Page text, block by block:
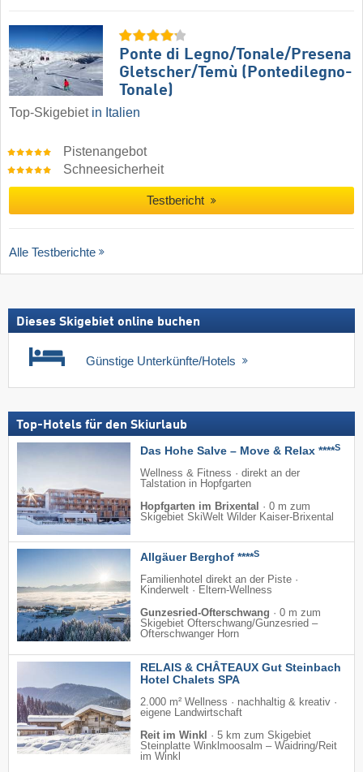
Ponte di Legno/​Tonale/​Presena
Gletscher/​Temù (Pontedilegno-
Tonale)
Top-Skigebiet in Italien
Pistenangebot
Schneesicherheit
Testbericht
Alle Testberichte
Dieses Skigebiet online buchen
Günstige Unterkünfte/Hotels
Top-Hotels für den Skiurlaub
Das Hohe Salve – Move & Relax ****S
Wellness & Fitness · direkt an der
Talstation in Hopfgarten
Hopfgarten im Brixental · 0 m zum
Skigebiet SkiWelt Wilder Kaiser-Brixental
Allgäuer Berghof ****S
Familienhotel direkt an der Piste ·
Kinderwelt · Eltern-Wellness
Gunzesried-Ofterschwang · 0 m zum
Skigebiet Ofterschwang/​Gunzesried –
Ofterschwanger Horn
RELAIS & CHÂTEAUX Gut Steinbach
Hotel Chalets SPA
2.000 m² Wellness · nachhaltig & kreativ ·
eigene Landwirtschaft
Reit im Winkl
· 5 km zum Skigebiet
Steinplatte Winklmoosalm – Waidring/​Reit
im Winkl